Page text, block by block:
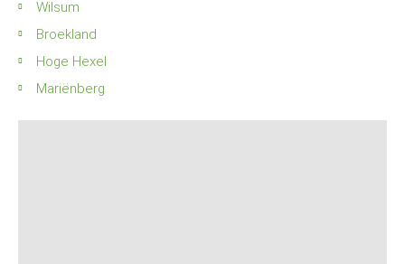
Wilsum
Broekland
Hoge Hexel
Mariënberg